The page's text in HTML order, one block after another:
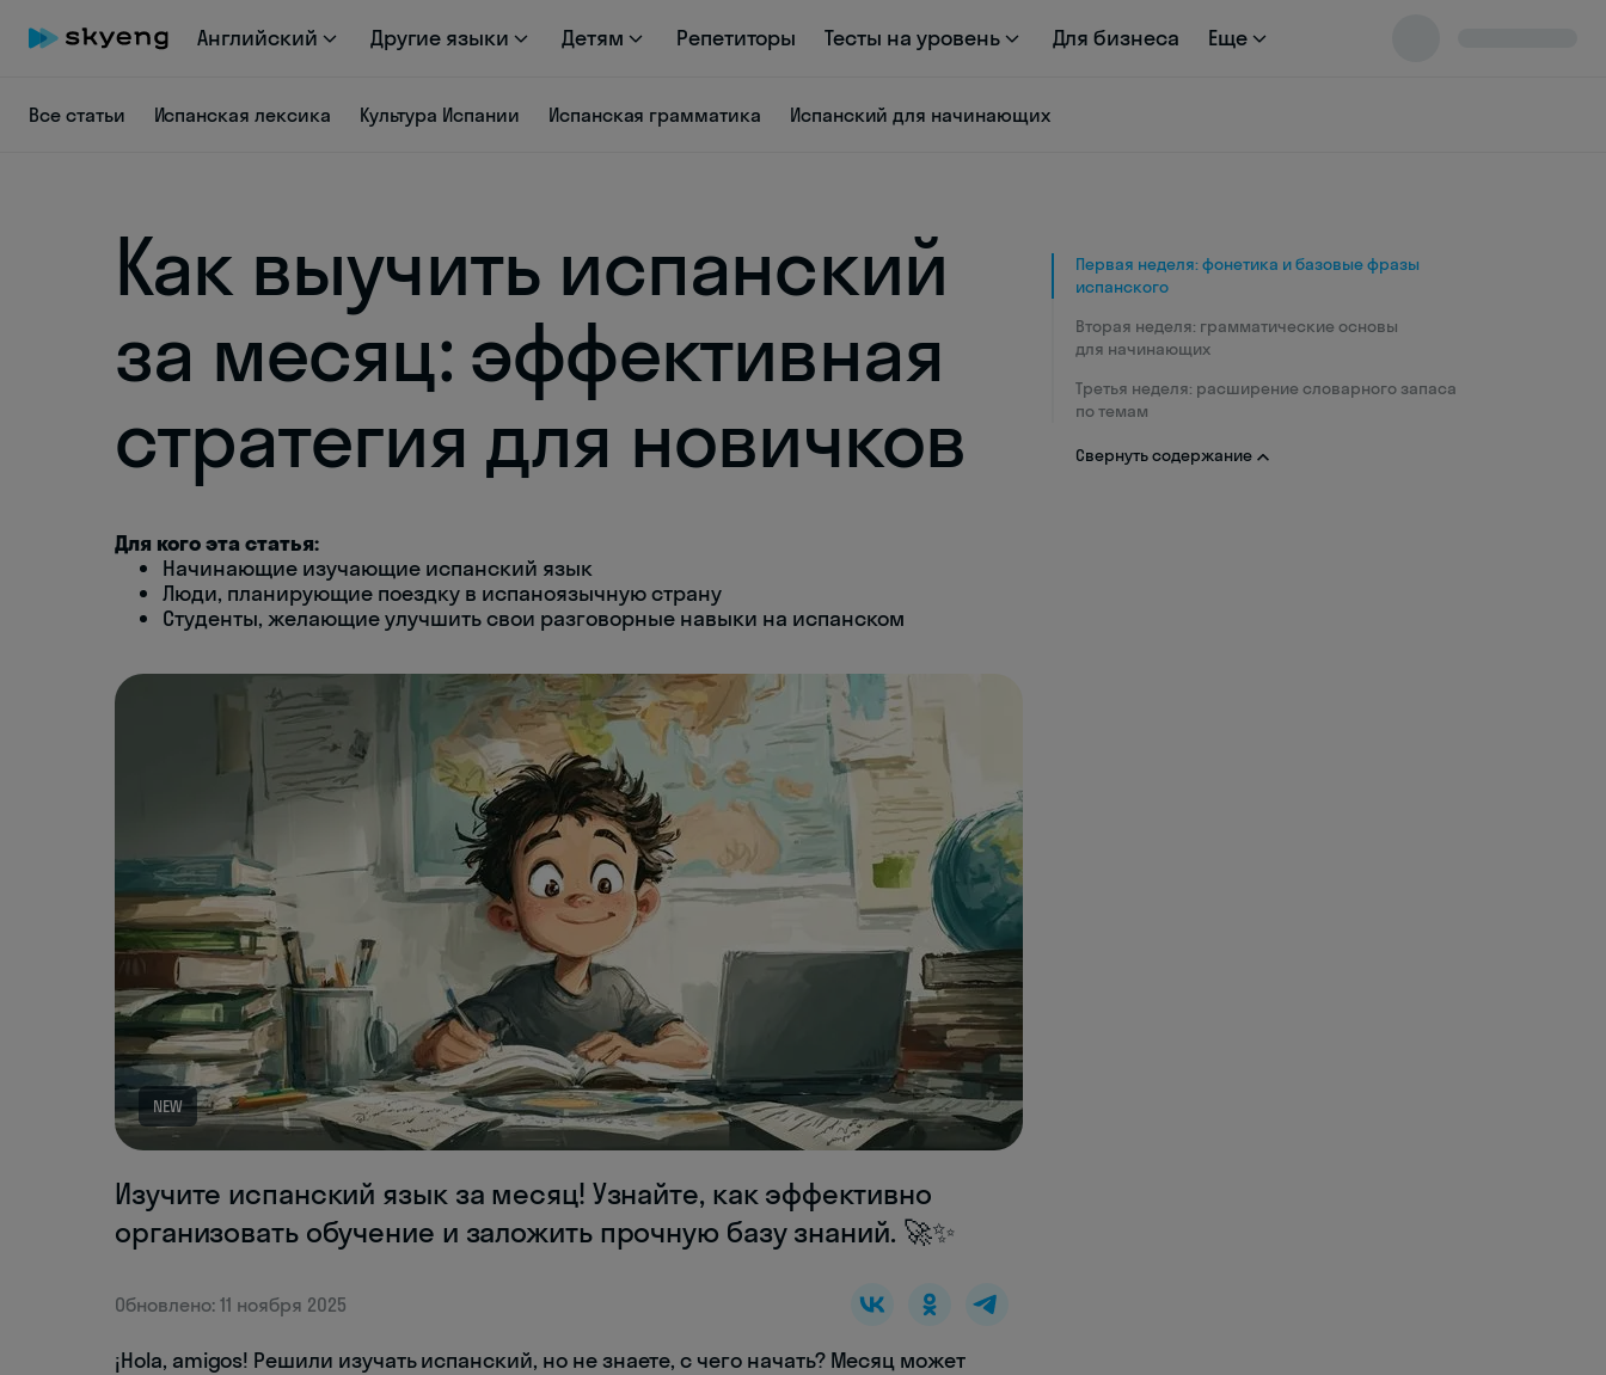
Английский Другие языки Детям Репетиторы Тесты на уровень Для бизнеса Еще
Все статьи Испанская лексика Культура Испании Испанская грамматика Испанский для начинающих
Как выучить испанский
за месяц: эффективная
стратегия для новичков
Для кого эта статья:
Начинающие изучающие испанский язык
Люди, планирующие поездку в испаноязычную страну
Студенты, желающие улучшить свои разговорные навыки на испанском
NEW
Изучите испанский язык за месяц! Узнайте, как эффективно
организовать обучение и заложить прочную базу знаний. 🚀✨
Обновлено: 11 ноября 2025
¡Hola, amigos! Решили изучать испанский, но не знаете, с чего начать? Месяц может
Первая неделя: фонетика и базовые фразы
испанского
Вторая неделя: грамматические основы
для начинающих
Третья неделя: расширение словарного запаса
по темам
Свернуть содержание